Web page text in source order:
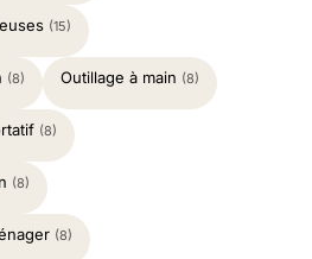
(15)
(8) Outillage à main (8)
(8)
(8)
(8)